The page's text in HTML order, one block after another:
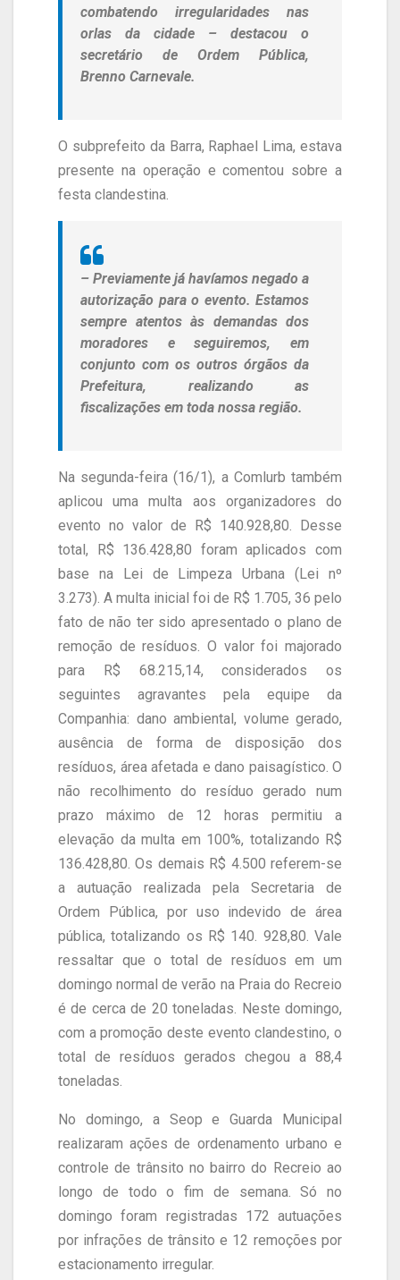
combatendo irregularidades nas
orlas da cidade – destacou o
secretário de Ordem Pública,
Brenno Carnevale.
O subprefeito da Barra, Raphael Lima, estava
presente na operação e comentou sobre a
festa clandestina.
– Previamente já havíamos negado a
autorização para o evento. Estamos
sempre atentos às demandas dos
moradores e seguiremos, em
conjunto com os outros órgãos da
Prefeitura, realizando as
fiscalizações em toda nossa região.
Na segunda-feira (16/1), a Comlurb também
aplicou uma multa aos organizadores do
evento no valor de R$ 140.928,80. Desse
total, R$ 136.428,80 foram aplicados com
base na Lei de Limpeza Urbana (Lei nº
3.273). A multa inicial foi de R$ 1.705, 36 pelo
fato de não ter sido apresentado o plano de
remoção de resíduos. O valor foi majorado
para R$ 68.215,14, considerados os
seguintes agravantes pela equipe da
Companhia: dano ambiental, volume gerado,
ausência de forma de disposição dos
resíduos, área afetada e dano paisagístico. O
não recolhimento do resíduo gerado num
prazo máximo de 12 horas permitiu a
elevação da multa em 100%, totalizando R$
136.428,80. Os demais R$ 4.500 referem-se
a autuação realizada pela Secretaria de
Ordem Pública, por uso indevido de área
pública, totalizando os R$ 140. 928,80. Vale
ressaltar que o total de resíduos em um
domingo normal de verão na Praia do Recreio
é de cerca de 20 toneladas. Neste domingo,
com a promoção deste evento clandestino, o
total de resíduos gerados chegou a 88,4
toneladas.
No domingo, a Seop e Guarda Municipal
realizaram ações de ordenamento urbano e
controle de trânsito no bairro do Recreio ao
longo de todo o fim de semana. Só no
domingo foram registradas 172 autuações
por infrações de trânsito e 12 remoções por
estacionamento irregular.